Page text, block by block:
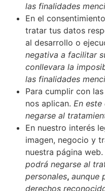
las finalidades
En el
tratar tus datos
al desarrollo o
negativa a facilitar
conllevara la
las finalidades
Para cumplir con
nos aplican. En
negarse al
En nuestro interés
imagen, negocio y
nuestra página web.
podrá negarse al
personales, aunque
derechos